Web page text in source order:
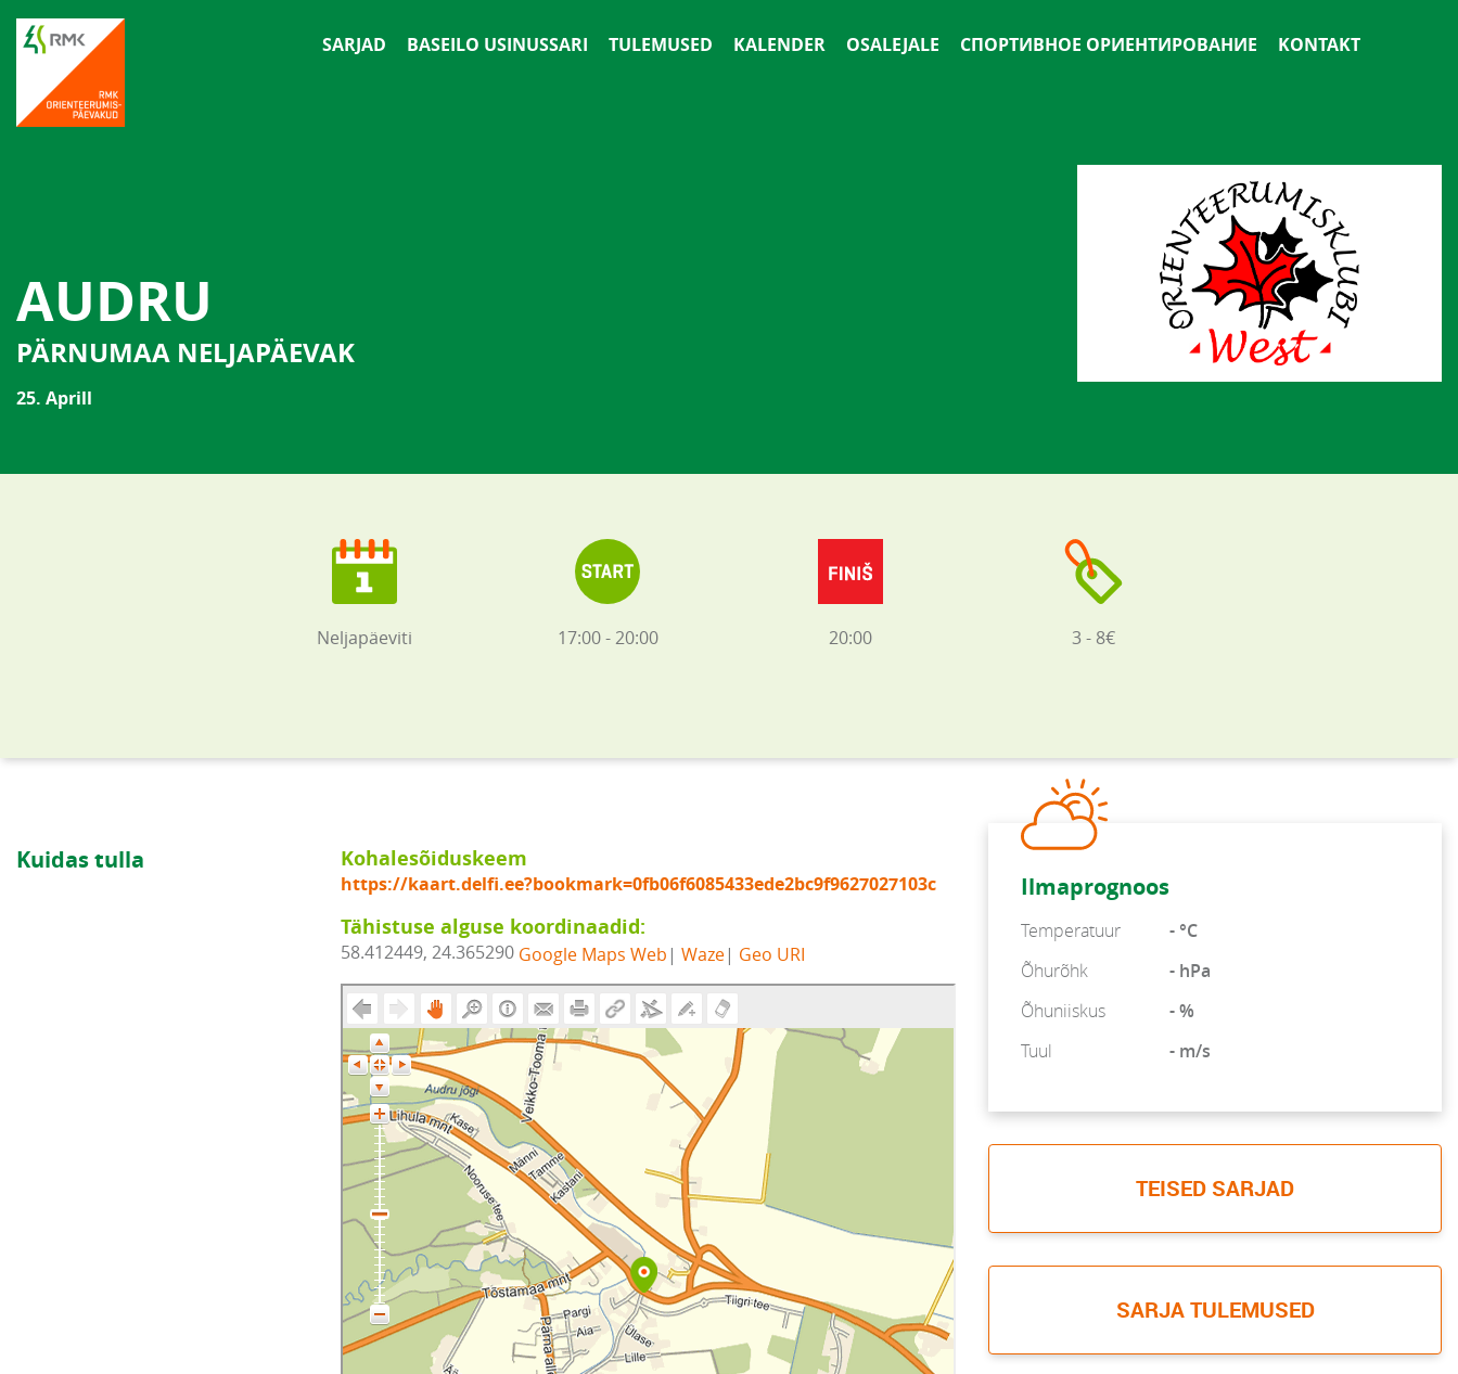
SARJAD BASEILO USINUSSARI TULEMUSED KALENDER OSALEJALE СПОРТИВНОЕ ОРИЕНТИРОВАНИЕ KONTAKT
AUDRU
PÄRNUMAA NELJAPÄEVAK
25. Aprill
Neljapäeviti 17:00 - 20:00 20:00 3 - 8€
Kuidas tulla Kohalesõiduskeem
https://kaart.delfi.ee?bookmark=0fb06f6085433ede2bc9f9627027103c
Tähistuse alguse koordinaadid:
58.412449, 24.365290 Google Maps Web | Waze| Geo URI
Ilmaprognoos
Temperatuur
- °C
Õhurõhk
- hPa
Õhuniiskus
- %
Tuul
- m/s
TEISED SARJAD
SARJA TULEMUSED